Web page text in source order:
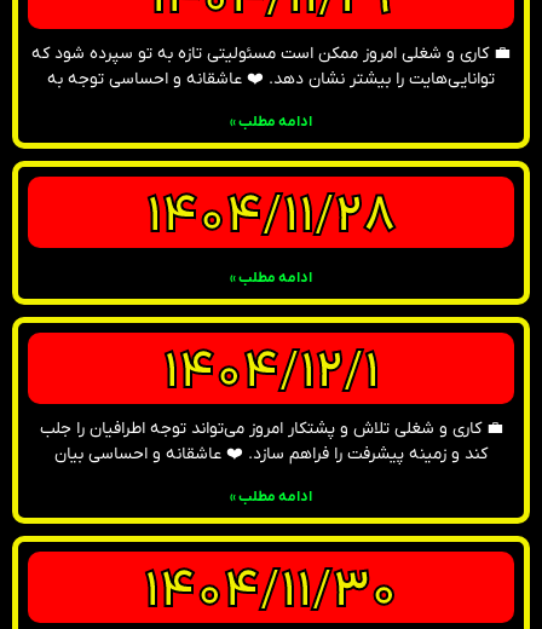
💼 کاری و شغلی امروز ممکن است مسئولیتی تازه به تو سپرده شود که
توانایی‌هایت را بیشتر نشان دهد. ❤️ عاشقانه و احساسی توجه به
ادامه مطلب »
1404/11/28
ادامه مطلب »
1404/12/1
💼 کاری و شغلی تلاش و پشتکار امروز می‌تواند توجه اطرافیان را جلب
کند و زمینه پیشرفت را فراهم سازد. ❤️ عاشقانه و احساسی بیان
ادامه مطلب »
1404/11/30